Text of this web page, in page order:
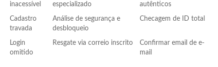
inacessível
especializado
autênticos
Cadastro
travada
Análise de segurança e
desbloqueio
Checagem de ID total
Login
omitido
Resgate via correio inscrito
Confirmar email de e-
mail